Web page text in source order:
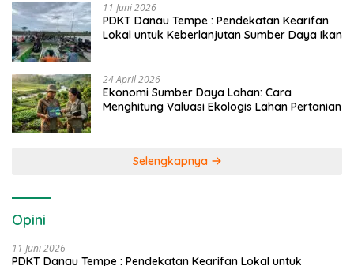
11 Juni 2026
PDKT Danau Tempe : Pendekatan Kearifan
Lokal untuk Keberlanjutan Sumber Daya Ikan
24 April 2026
Ekonomi Sumber Daya Lahan: Cara
Menghitung Valuasi Ekologis Lahan Pertanian
Selengkapnya
Opini
11 Juni 2026
PDKT Danau Tempe : Pendekatan Kearifan Lokal untuk